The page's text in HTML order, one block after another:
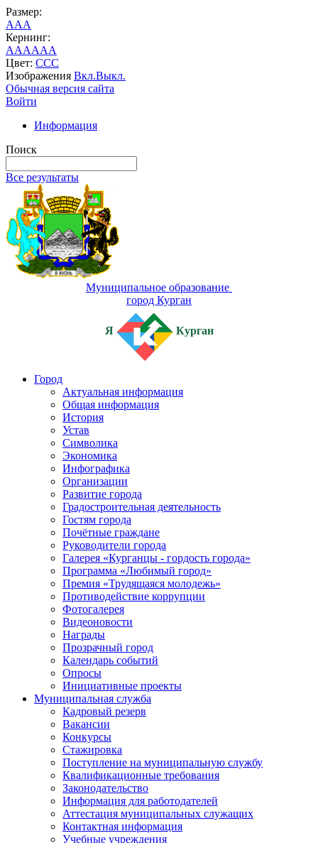
Размер:
AAA
Кернинг:
AAAAAA
Цвет: CCC
Изображения Вкл.Выкл.
Обычная версия сайта
Войти
Информация
Поиск
Все результаты
Муниципальное образование
город Курган
Я Курган
Город
Актуальная информация
Общая информация
История
Устав
Символика
Экономика
Инфографика
Организации
Развитие города
Градостроительная деятельность
Гостям города
Почётные граждане
Руководители города
Галерея «Курганцы - гордость города»
Программа «Любимый город»
Премия «Трудящаяся молодежь»
Противодействие коррупции
Фотогалерея
Видеоновости
Награды
Прозрачный город
Календарь событий
Опросы
Инициативные проекты
Муниципальная служба
Кадровый резерв
Вакансии
Конкурсы
Стажировка
Поступление на муниципальную службу
Квалификационные требования
Законодательство
Информация для работодателей
Аттестация муниципальных служащих
Контактная информация
Учебные учреждения